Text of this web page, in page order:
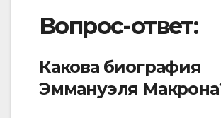
Вопрос-ответ:
Какова биография
Эммануэля